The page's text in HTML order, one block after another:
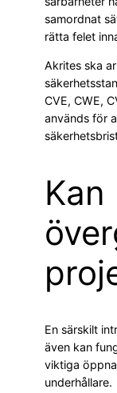
samordnat
rätta felet
Akrites ska
CVE, CWE,
används för
Kan
En särskilt
även kan
viktiga
underhållare.